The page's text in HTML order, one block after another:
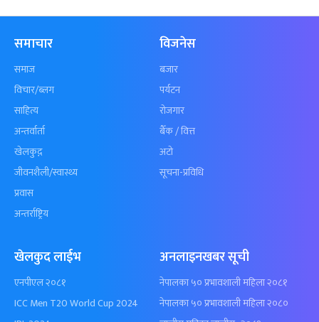
समाचार
समाज
विचार/ब्लग
साहित्य
अन्तर्वार्ता
खेलकुद़़
जीवनशैली/स्वास्थ्य
प्रवास
अन्तर्राष्ट्रिय
विजनेस
बजार
पर्यटन
रोजगार
बैँक / वित्त
अटो
सूचना-प्रविधि
खेलकुद लाईभ
एनपीएल २०८१
ICC Men T20 World Cup 2024
अनलाइनखबर सूची
नेपालका ५० प्रभावशाली महिला २०८१
नेपालका ५० प्रभावशाली महिला २०८०